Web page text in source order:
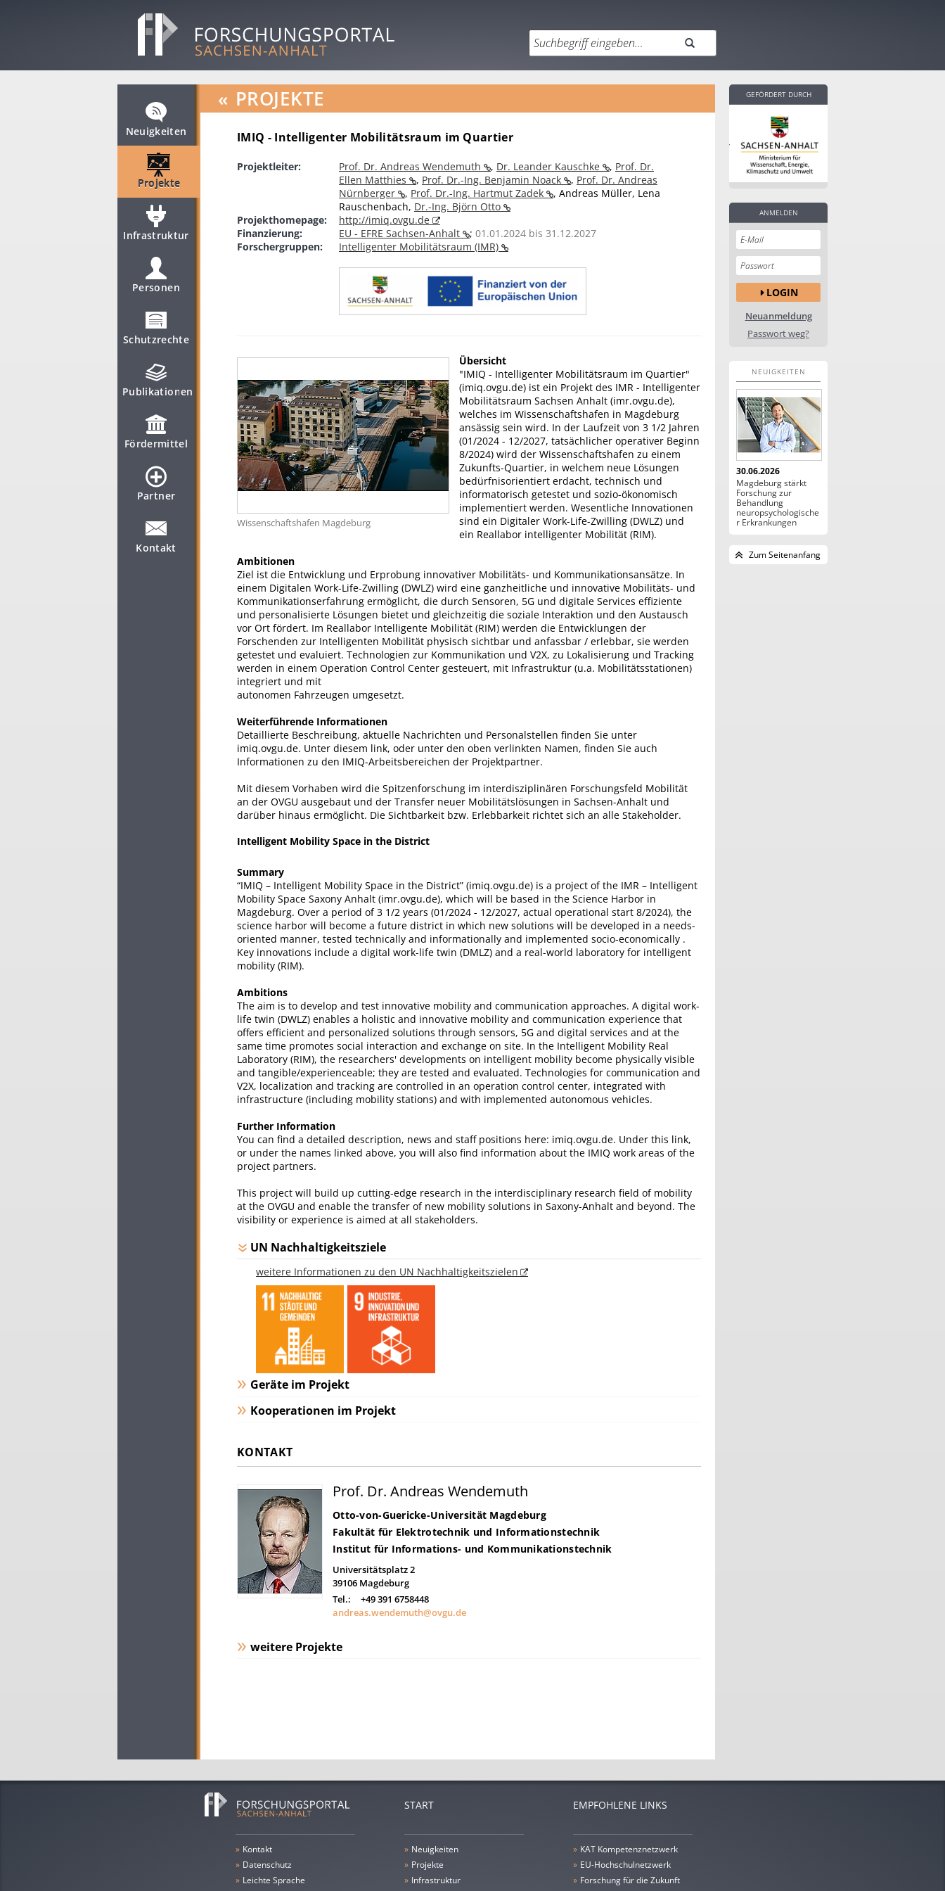
Neuigkeiten
Projekte
Infrastruktur
Personen
Schutzrechte
Publikationen
Fördermittel
Partner
Kontakt
« PROJEKTE
IMIQ - Intelligenter Mobilitätsraum im Quartier
Projektleiter: Prof. Dr. Andreas Wendemuth , Dr. Leander Kauschke , Prof. Dr.
Ellen Matthies
, Prof. Dr.-Ing. Benjamin Noack , Prof. Dr. Andreas
Nürnberger
, Prof. Dr.-Ing. Hartmut Zadek , Andreas Müller, Lena
Rauschenbach, Dr.-Ing. Björn Otto
Projekthomepage:
http://imiq.ovgu.de
Finanzierung:
EU - EFRE Sachsen-Anhalt ; 01.01.2024 bis 31.12.2027
Forschergruppen:
Intelligenter Mobilitätsraum (IMR)
Wissenschaftshafen Magdeburg
Übersicht
"IMIQ - Intelligenter Mobilitätsraum im Quartier"
(imiq.ovgu.de) ist ein Projekt des IMR - Intelligenter
Mobilitätsraum Sachsen Anhalt (imr.ovgu.de),
welches im Wissenschaftshafen in Magdeburg
ansässig sein wird. In der Laufzeit von 3 1/2 Jahren
(01/2024 - 12/2027, tatsächlicher operativer Beginn
8/2024) wird der Wissenschaftshafen zu einem
Zukunfts-Quartier, in welchem neue Lösungen
bedürfnisorientiert erdacht, technisch und
informatorisch getestet und sozio-ökonomisch
implementiert werden. Wesentliche Innovationen
sind ein Digitaler Work-Life-Zwilling (DWLZ) und
ein Reallabor intelligenter Mobilität (RIM).
Ambitionen
Ziel ist die Entwicklung und Erprobung innovativer Mobilitäts- und Kommunikationsansätze. In
einem Digitalen Work-Life-Zwilling (DWLZ) wird eine ganzheitliche und innovative Mobilitäts- und
Kommunikationserfahrung ermöglicht, die durch Sensoren, 5G und digitale Services effiziente
und personalisierte Lösungen bietet und gleichzeitig die soziale Interaktion und den Austausch
vor Ort fördert. Im Reallabor Intelligente Mobilität (RIM) werden die Entwicklungen der
Forschenden zur Intelligenten Mobilität physisch sichtbar und anfassbar / erlebbar, sie werden
getestet und evaluiert. Technologien zur Kommunikation und V2X, zu Lokalisierung und Tracking
werden in einem Operation Control Center gesteuert, mit Infrastruktur (u.a. Mobilitätsstationen)
integriert und mit
autonomen Fahrzeugen umgesetzt.
Weiterführende Informationen
Detaillierte Beschreibung, aktuelle Nachrichten und Personalstellen finden Sie unter
imiq.ovgu.de. Unter diesem link, oder unter den oben verlinkten Namen, finden Sie auch
Informationen zu den IMIQ-Arbeitsbereichen der Projektpartner.
Mit diesem Vorhaben wird die Spitzenforschung im interdisziplinären Forschungsfeld Mobilität
an der OVGU ausgebaut und der Transfer neuer Mobilitätslösungen in Sachsen-Anhalt und
darüber hinaus ermöglicht. Die Sichtbarkeit bzw. Erlebbarkeit richtet sich an alle Stakeholder.
Intelligent Mobility Space in the District
Summary
“IMIQ – Intelligent Mobility Space in the District” (imiq.ovgu.de) is a project of the IMR – Intelligent
Mobility Space Saxony Anhalt (imr.ovgu.de), which will be based in the Science Harbor in
Magdeburg. Over a period of 3 1/2 years (01/2024 - 12/2027, actual operational start 8/2024), the
science harbor will become a future district in which new solutions will be developed in a needs-
oriented manner, tested technically and informationally and implemented socio-economically .
Key innovations include a digital work-life twin (DMLZ) and a real-world laboratory for intelligent
mobility (RIM).
Ambitions
The aim is to develop and test innovative mobility and communication approaches. A digital work-
life twin (DWLZ) enables a holistic and innovative mobility and communication experience that
offers efficient and personalized solutions through sensors, 5G and digital services and at the
same time promotes social interaction and exchange on site. In the Intelligent Mobility Real
Laboratory (RIM), the researchers' developments on intelligent mobility become physically visible
and tangible/experienceable; they are tested and evaluated. Technologies for communication and
V2X, localization and tracking are controlled in an operation control center, integrated with
infrastructure (including mobility stations) and with implemented autonomous vehicles.
Further Information
You can find a detailed description, news and staff positions here: imiq.ovgu.de. Under this link,
or under the names linked above, you will also find information about the IMIQ work areas of the
project partners.
This project will build up cutting-edge research in the interdisciplinary research field of mobility
at the OVGU and enable the transfer of new mobility solutions in Saxony-Anhalt and beyond. The
visibility or experience is aimed at all stakeholders.
UN Nachhaltigkeitsziele
weitere Informationen zu den UN Nachhaltigkeitszielen
Geräte im Projekt
Kooperationen im Projekt
KONTAKT
Prof. Dr. Andreas Wendemuth
Otto-von-Guericke-Universität Magdeburg
Fakultät für Elektrotechnik und Informationstechnik
Institut für Informations- und Kommunikationstechnik
Universitätsplatz 2
39106 Magdeburg
Tel.:
+49 391 6758448
andreas.wendemuth@ovgu.de
weitere Projekte
GEFÖRDERT DURCH
ANMELDEN
LOGIN
Neuanmeldung
Passwort weg?
NEUIGKEITEN
30.06.2026
Magdeburg stärkt
Forschung zur
Behandlung
neuropsychologische
r Erkrankungen
Zum Seitenanfang
»
Kontakt
»
Datenschutz
» leichte Sprache
START
» Neuigkeiten
» Projekte
» Infrastruktur
EMPFOHLENE LINKS
» KAT Kompetenznetzwerk
» EU-Hochschulnetzwerk
» Forschung für die Zukunft